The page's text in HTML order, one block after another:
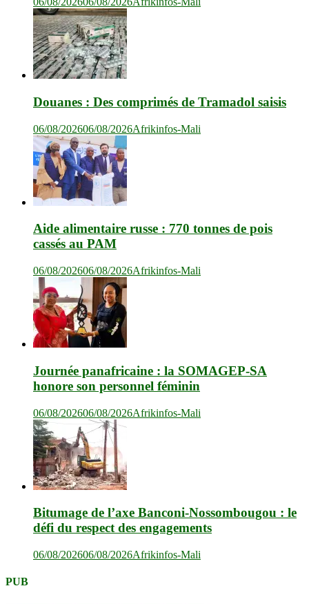
Douanes : Des comprimés de Tramadol saisis
06/08/202606/08/2026Afrikinfos-Mali
Aide alimentaire russe : 770 tonnes de pois
cassés au PAM
06/08/202606/08/2026Afrikinfos-Mali
Journée panafricaine : la SOMAGEP-SA
honore son personnel féminin
06/08/202606/08/2026Afrikinfos-Mali
Bitumage de l’axe Banconi-Nossombougou : le
défi du respect des engagements
06/08/202606/08/2026Afrikinfos-Mali
PUB